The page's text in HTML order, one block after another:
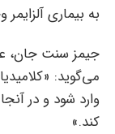
به بیماری آلزایمر
جیمز سنت جان،
می‌گوید:
وارد شود و در
کند.»